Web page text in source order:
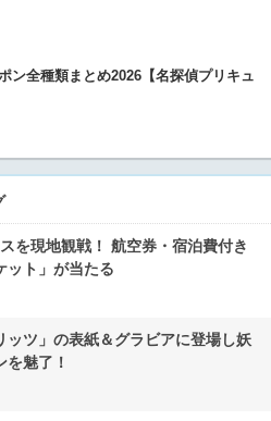
ン全種類まとめ2026【名探偵プリキュ
を現地観戦！ 航空券・宿泊費付き
ット」が当たる
ッツ」の表紙＆グラビアに登場し妖
魅了！